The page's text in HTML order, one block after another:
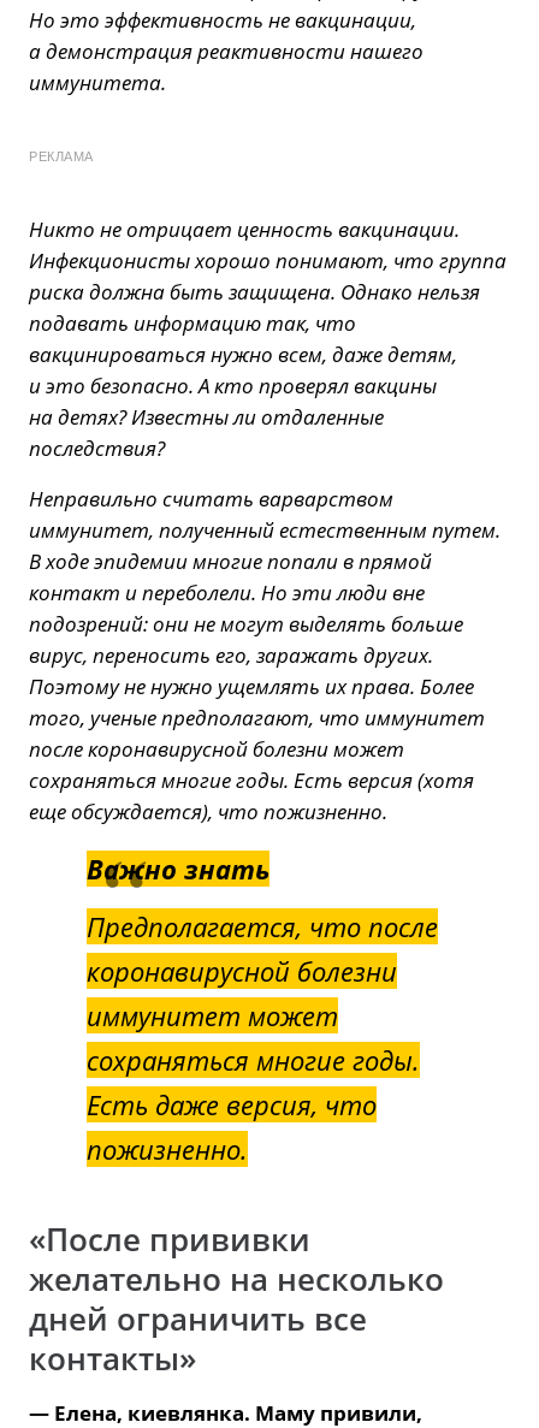
Но это эффективность не вакцинации,
а демонстрация реактивности нашего
иммунитета.
РЕКЛАМА
Никто не отрицает ценность вакцинации.
Инфекционисты хорошо понимают, что группа
риска должна быть защищена. Однако нельзя
подавать информацию так, что
вакцинироваться нужно всем, даже детям,
и это безопасно. А кто проверял вакцины
на детях? Известны ли отдаленные
последствия?
Неправильно считать варварством
иммунитет, полученный естественным путем.
В ходе эпидемии многие попали в прямой
контакт и переболели. Но эти люди вне
подозрений: они не могут выделять больше
вирус, переносить его, заражать других.
Поэтому не нужно ущемлять их права. Более
того, ученые предполагают, что иммунитет
после коронавирусной болезни может
сохраняться многие годы. Есть версия (хотя
еще обсуждается), что пожизненно.
Важно знать
Предполагается, что после
коронавирусной болезни
иммунитет может
сохраняться многие годы.
Есть даже версия, что
пожизненно.
«После прививки
желательно на несколько
дней ограничить все
контакты»
— Елена, киевлянка. Маму привили,